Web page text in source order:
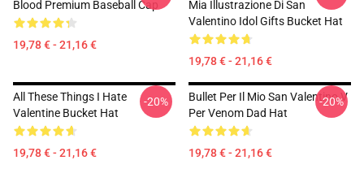
Blood Premium Baseball Cap
19,78 € - 21,16 €
Mia Illustrazione Di San
Valentino Idol Gifts Bucket Hat
19,78 € - 21,16 €
All These Things I Hate
Valentine Bucket Hat
19,78 € - 21,16 €
-20%
Bullet Per Il Mio San Valentino V
Per Venom Dad Hat
19,78 € - 21,16 €
-20%